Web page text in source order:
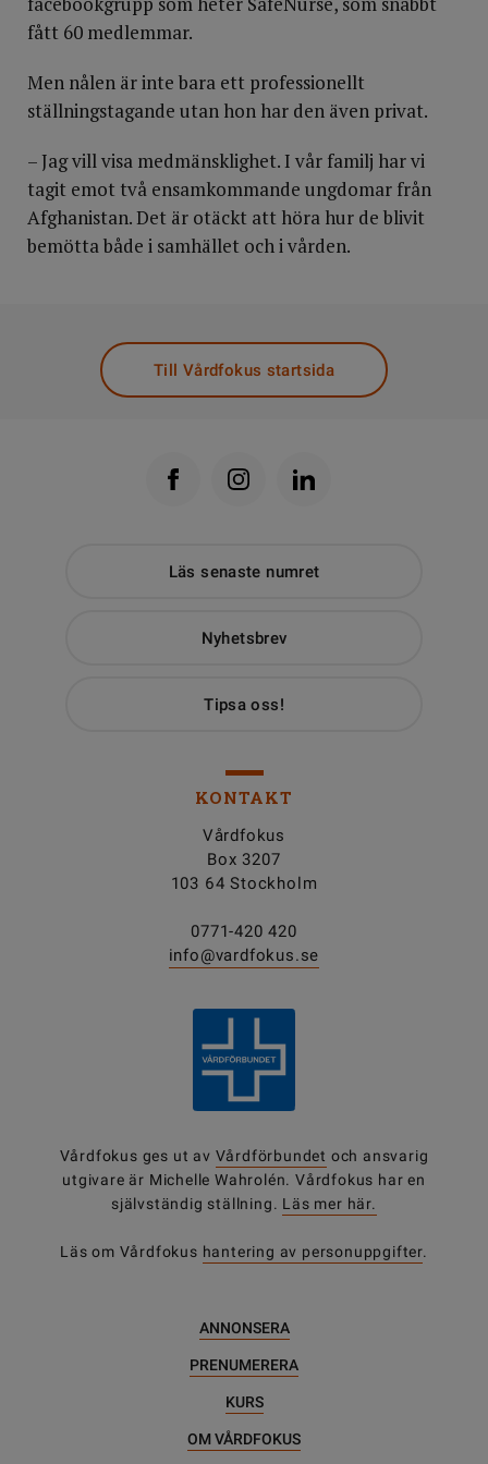
fått 60 medlemmar.
Men nålen är inte bara ett professionellt
ställningstagande utan hon har den även privat.
– Jag vill visa medmänsklighet. I vår familj har vi
tagit emot två ensamkommande ungdomar från
Afghanistan. Det är otäckt att höra hur de blivit
bemötta både i samhället och i vården.
Till Vårdfokus startsida
Läs senaste numret
Nyhetsbrev
Tipsa oss!
KONTAKT
Vårdfokus
Box 3207
103 64 Stockholm
0771-420 420
info@vardfokus.se
Vårdfokus ges ut av Vårdförbundet och ansvarig
utgivare är Michelle Wahrolén. Vårdfokus har en
självständig ställning. Läs mer här.
Läs om Vårdfokus hantering av personuppgifter.
ANNONSERA
PRENUMERERA
KURS
OM VÅRDFOKUS